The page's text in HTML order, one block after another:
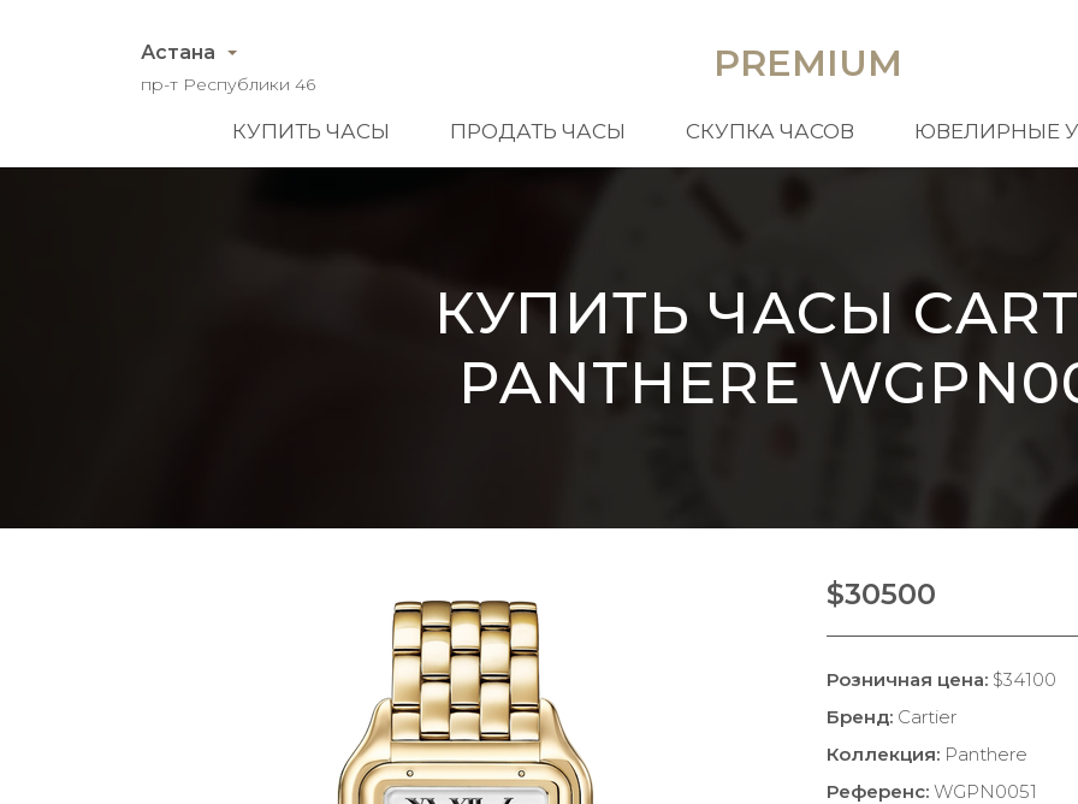
Астана
пр-т Республики 46 PREMIUM
КУПИТЬ ЧАСЫ ПРОДАТЬ ЧАСЫ СКУПКА ЧАСОВ ЮВЕЛИРНЫЕ
КУПИТЬ ЧАСЫ
PANTHERE
$30500
Розничная цена: $34100
Бренд: Cartier
Коллекция: Panthere
Референс: WGPN0051